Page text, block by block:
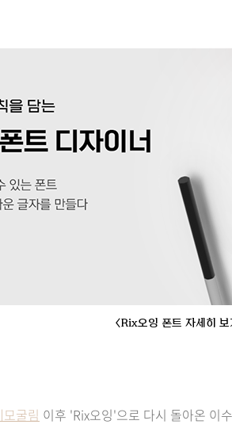
<Rix오잉 폰트 자세히 보
모굴림 이후 'Rix오잉'으로 다시 돌아온 이